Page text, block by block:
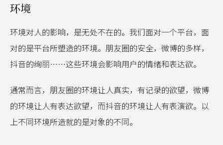
环境
环境对人的影响，是无处不在的。我们面对一个平台，面
对的是平台所塑造的环境。朋友圈的安全，微博的多样，
抖音的绚丽……这些环境会影响用户的情绪和表达欲。
通常而言，朋友圈的环境让人真实，有记录的欲望，微博
的环境让人有表达欲望，而抖音的环境让人有表演欲。以
上不同环境所造就的是对象的不同。